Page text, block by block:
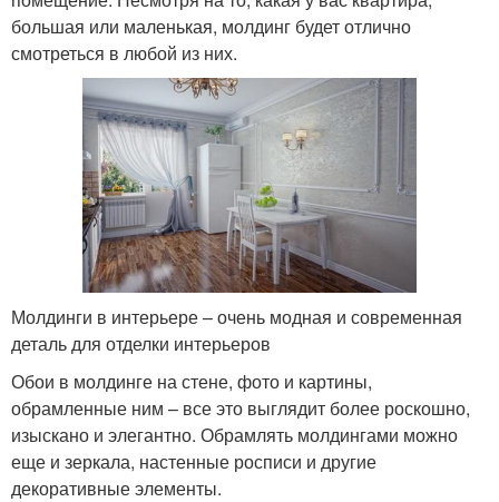
большая или маленькая, молдинг будет отлично
смотреться в любой из них.
Молдинги в интерьере – очень модная и современная
деталь для отделки интерьеров
Обои в молдинге на стене, фото и картины,
обрамленные ним – все это выглядит более роскошно,
изыскано и элегантно. Обрамлять молдингами можно
еще и зеркала, настенные росписи и другие
декоративные элементы.